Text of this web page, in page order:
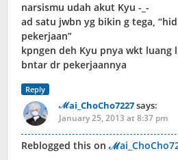
narsismu udah akut Kyu -_-
ad satu jwbn yg bikin g tega,
pekerjaan”
kpngen deh Kyu pnya wkt
bntar dr pekerjaannya
Reply
ℳai_ChoCho7227says:
January 25, 2013 at 8:37 pm
Reblogged this on